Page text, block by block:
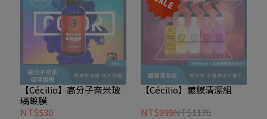
【Cécilio】高分子奈米玻
璃鍍膜
NT$530
【Cécilio】鍍膜清潔組
NT$999NT$1170